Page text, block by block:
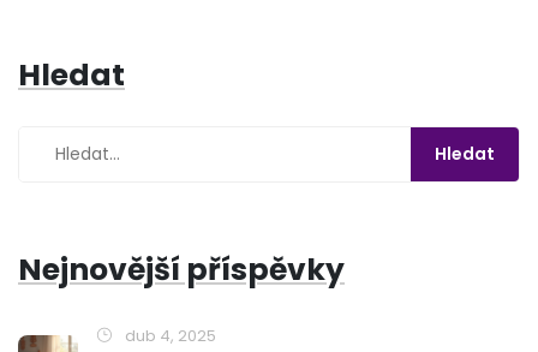
Hledat
Nejnovější příspěvky
dub 4, 2025